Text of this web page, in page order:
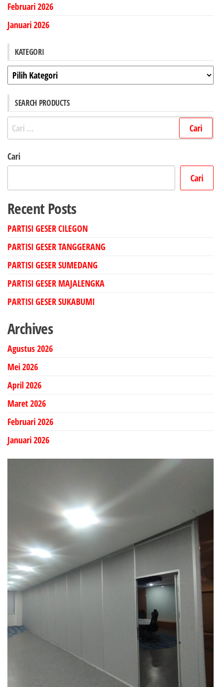
Februari 2026
Januari 2026
KATEGORI
Kategori
SEARCH PRODUCTS
Cari
untuk:
Cari
Cari
Recent Posts
PARTISI GESER CILEGON
PARTISI GESER TANGGERANG
PARTISI GESER SUMEDANG
PARTISI GESER MAJALENGKA
PARTISI GESER SUKABUMI
Archives
Agustus 2026
Mei 2026
April 2026
Maret 2026
Februari 2026
Januari 2026